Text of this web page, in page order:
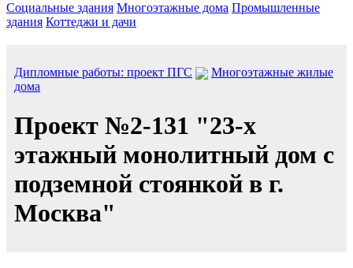
Социальные здания Многоэтажные дома Промышленные
здания Коттеджи и дачи
Дипломные работы: проект ПГС
Многоэтажные жилые
дома
Проект №2-131 "23-х
этажный монолитный дом с
подземной стоянкой в г.
Москва"